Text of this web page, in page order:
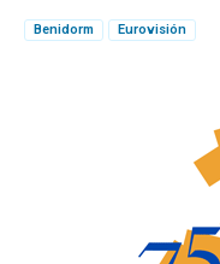
Benidorm
Eurovisión